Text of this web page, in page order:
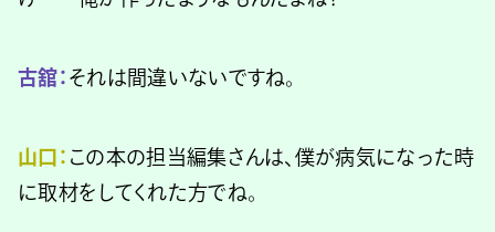
古舘： それは間違いないですね。
山口： この本の担当編集さんは、僕が病気になった時
に取材をしてくれた方でね。